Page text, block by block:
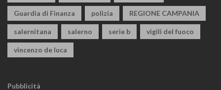
Guardia di Finanza polizia REGIONE CAMPANIA
salernitana salerno serie b vigili del fuoco
vincenzo de luca
Pubblicità